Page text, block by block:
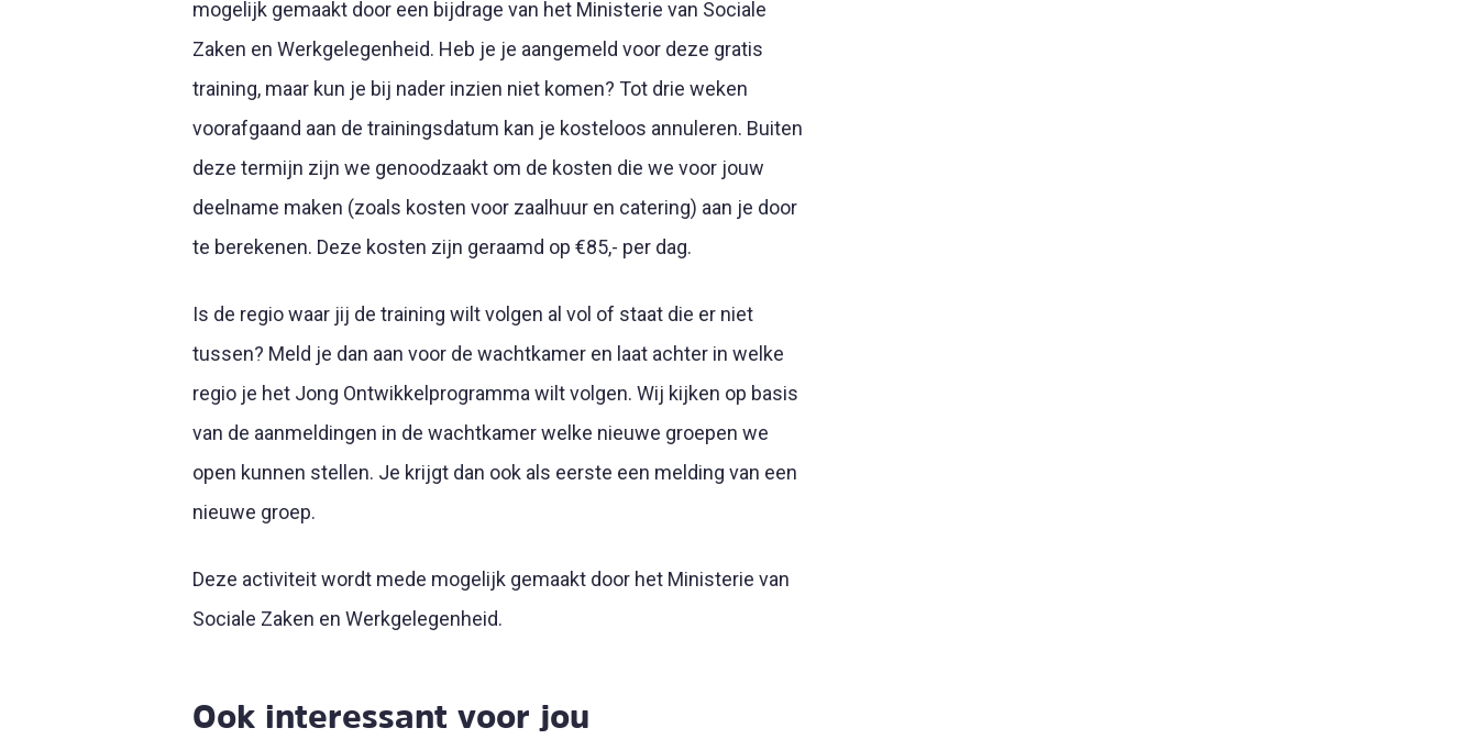
mogelijk gemaakt door een bijdrage van het Ministerie van Sociale
Zaken en Werkgelegenheid. Heb je je aangemeld voor deze gratis
training, maar kun je bij nader inzien niet komen? Tot drie weken
voorafgaand aan de trainingsdatum kan je kosteloos annuleren. Buiten
deze termijn zijn we genoodzaakt om de kosten die we voor jouw
deelname maken (zoals kosten voor zaalhuur en catering) aan je door
te berekenen. Deze kosten zijn geraamd op €85,- per dag.
Is de regio waar jij de training wilt volgen al vol of staat die er niet
tussen? Meld je dan aan voor de wachtkamer en laat achter in welke
regio je het Jong Ontwikkelprogramma wilt volgen. Wij kijken op basis
van de aanmeldingen in de wachtkamer welke nieuwe groepen we
open kunnen stellen. Je krijgt dan ook als eerste een melding van een
nieuwe groep.
Deze activiteit wordt mede mogelijk gemaakt door het Ministerie van
Sociale Zaken en Werkgelegenheid.
Ook interessant voor jou